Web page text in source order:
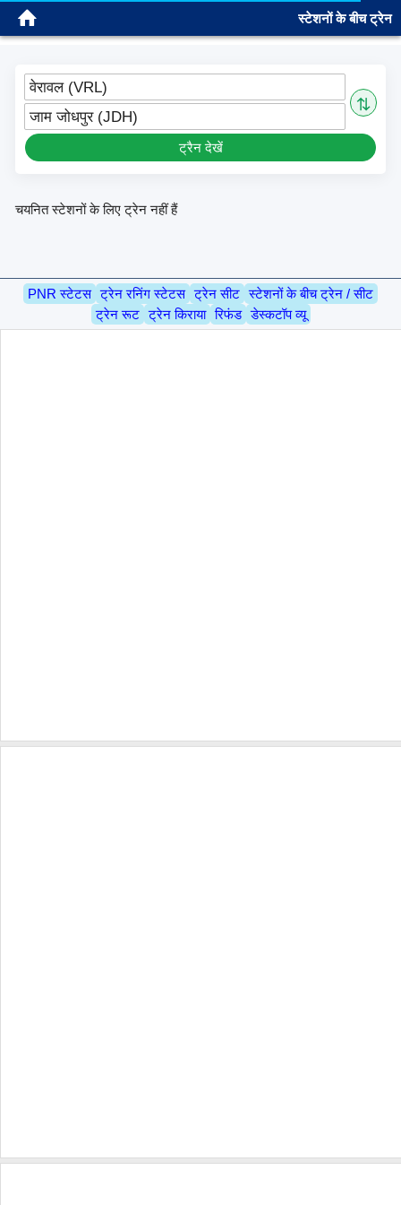
साइन इन
वेरावल (VRL)
⇅
जाम जोधपुर (JDH)
ट्रैन देखें
चयनित स्टेशनों के लिए ट्रेन नहीं हैं
PNR स्टेटस ट्रेन रनिंग स्टेटस ट्रेन सीट स्टेशनों के बीच ट्रेन / सीट
ट्रेन रूट ट्रेन किराया रिफंड डेस्कटॉप व्यू